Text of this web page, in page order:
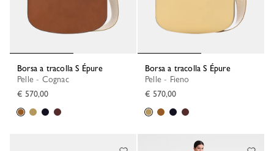
Borsa a tracolla S Épure
Pelle - Cognac
€ 570,00
Borsa a tracolla S Épure
Pelle - Fieno
€ 570,00